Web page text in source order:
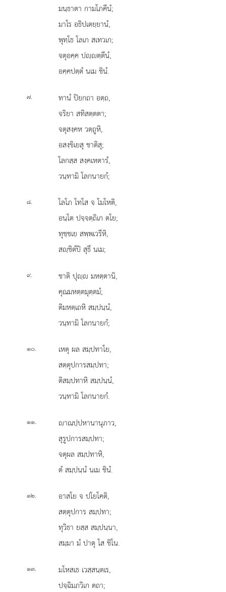
มนฺธาตา กามโภคีนํ;
มาโร อธิปเตยฺยานํ,
พุทฺโธ โลเก สเทวเก;
จตุอคฺค ปฺตฺตีนํ,
อคฺคปตฺตํ นเม ชินํ.
๗. ทานํ ปิยกถา อตฺถ,
จริยา สทิสตฺตตา;
จตุสงฺคห วตฺถูหิ,
อสงฺขิเยสุ ชาติสุ;
โลกสฺส สงฺคเหตารํ,
วนฺทามิ โลกนายกํ;
๘.
โลโภ โทโส จ โมโหติ,
อนฺโต ปจฺจตฺถิเก ตโย;
ทุชฺชเย สพฺพเวรีหิ,
สฺชิตํปิ สุธึ นเม;
๙.
ชาติ ปุฺ มหตฺตานิ,
คุณมหตฺตมุตฺตมํ;
ติมหตฺเถหิ สมฺปนฺนํ,
วนฺทามิ โลกนายกํ;
๑๐. เหตุ ผล สมฺปทาโย,
สตฺตุปการสมฺปทา;
ติสมฺปทาหิ สมฺปนฺนํ,
วนฺทามิ โลกนายกํ.
๑๑.
าณปฺปหานานุภาว,
สุรูปการสมฺปทา;
จตุผล สมฺปทาหิ,
ตํ สมฺปนฺนํ นเม ชินํ.
๑๒. อาสโย จ ปโยโคติ,
สตฺตุปการ สมฺปทา;
ทุวิธา ยสฺส สมฺปนฺนา,
สมฺมา มํ ปาตุ โส ชิโน.
๑๓.
มโหสเธ เวสฺสนฺตเร,
ปจฺฉิมภวิเก ตถา;